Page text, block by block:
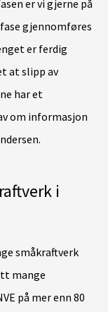
er vi gjerne på
gjennomføres
er ferdig
at slipp av
har et
om informasjon
i
småkraftverk
mange
på mer enn 80